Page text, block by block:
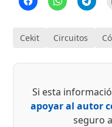
Cekit Circuitos
Si esta
apoyar al autor
seguro